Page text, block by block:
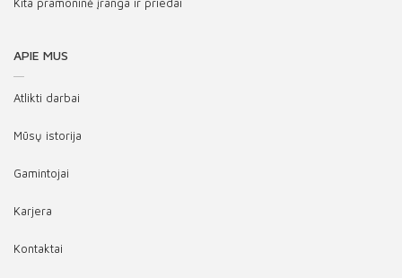
APIE MUS
Atlikti darbai
Mūsų istorija
Gamintojai
Karjera
Kontaktai